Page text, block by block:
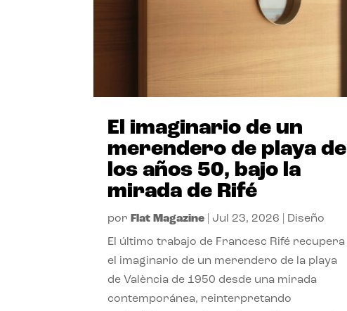
El imaginario de un
merendero de playa de
los años 50, bajo la
mirada de Rifé
por Flat Magazine Jul 23, 2026 Diseño
El último trabajo de Francesc Rifé recupera
el imaginario de un merendero de la playa
de València de 1950 desde una mirada
contemporánea, reinterpretando